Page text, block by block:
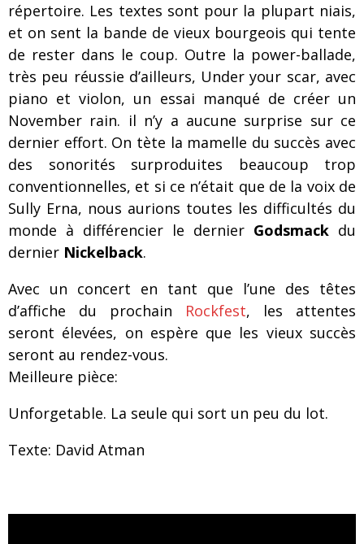
répertoire. Les textes sont pour la plupart niais,
et on sent la bande de vieux bourgeois qui tente
de rester dans le coup. Outre la power-ballade,
très peu réussie d’ailleurs, Under your scar, avec
piano et violon, un essai manqué de créer un
November rain. il n’y a aucune surprise sur ce
dernier effort. On tète la mamelle du succès avec
des sonorités surproduites beaucoup trop
conventionnelles, et si ce n’était que de la voix de
Sully Erna, nous aurions toutes les difficultés du
monde à différencier le dernier Godsmack du
dernier Nickelback.
Avec un concert en tant que l’une des têtes
d’affiche du prochain Rockfest, les attentes
seront élevées, on espère que les vieux succès
seront au rendez-vous.
Meilleure pièce:
Unforgetable. La seule qui sort un peu du lot.
Texte: David Atman